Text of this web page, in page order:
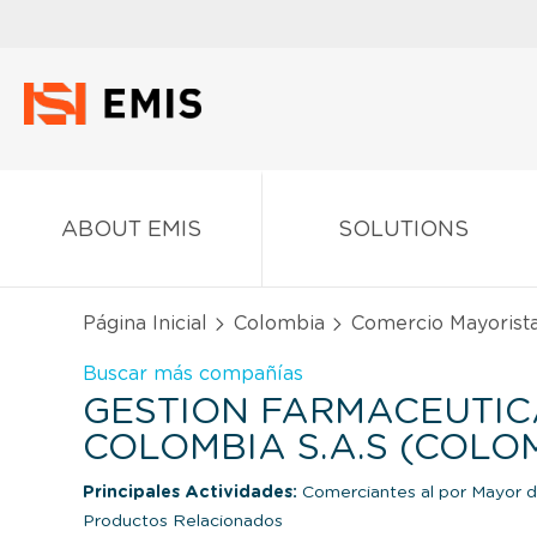
ABOUT EMIS SOLUTIONS
Página Inicial Colombia Comercio
Buscar más compañías
GESTION
COLOMBIA S.A.S
Principales Actividades: Comerciantes al por Mayor
Productos Relacionados